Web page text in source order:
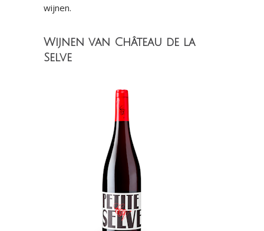
wijnen.
Wijnen van Château de la
Selve